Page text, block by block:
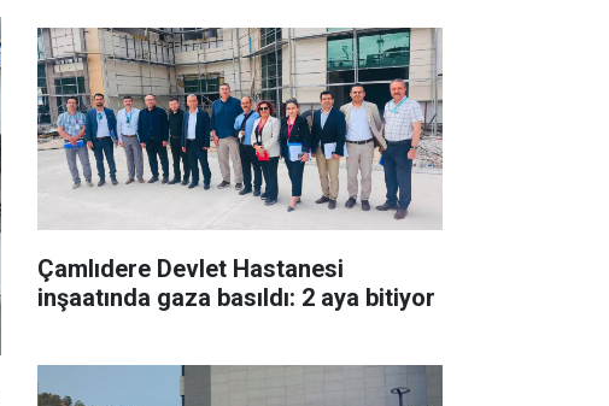
Çamlıdere Devlet Hastanesi
inşaatında gaza basıldı: 2 aya bitiyor